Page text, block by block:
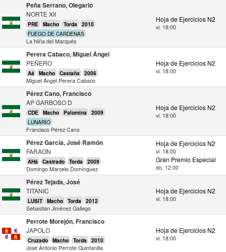
Peña Serrano, Olegario
NORTE XII
PRE Macho Torda 2010
FUEGO DE CARDENAS
La Niña del Marqués
Hoja de Ejercicios N2
vi. 18:00
Perera Cabaco, Miguel Ángel
PEÑERO
Aá Macho Castaña 2006
Miguel Ángel Perera Cabaco
Hoja de Ejercicios N2
vi. 18:00
Pérez Cano, Francisco
AP GARBOSO D
CDE Macho Palomina 2009
LUNARIO
Francisco Pérez Cano
Hoja de Ejercicios N2
vi. 18:00
Pérez García, José Ramón
FARAON
AHá Castrado Torda 2009
Domingo Marcelo Domínguez
Hoja de Ejercicios N2
vi. 18:00
Gran Premio Especial
do. 12:00
Pérez Tejada, José
TITANIC
LUSIT Macho Torda 2012
Sebastián Jiménez Gallego
Hoja de Ejercicios N2
vi. 18:00
Perrote Morejón, Francisco
JAPOLO
Cruzado Macho Torda 2010
José Antonio Perrote Quintanilla
Hoja de Ejercicios N2
vi. 18:00